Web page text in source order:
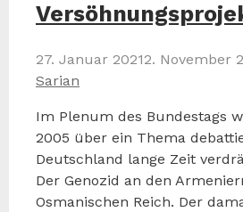
27. Januar 20212. November
Sarian
Im Plenum des Bundestags
2005 über ein Thema
Deutschland lange Zeit
Der Genozid an den
Osmanischen Reich. Der